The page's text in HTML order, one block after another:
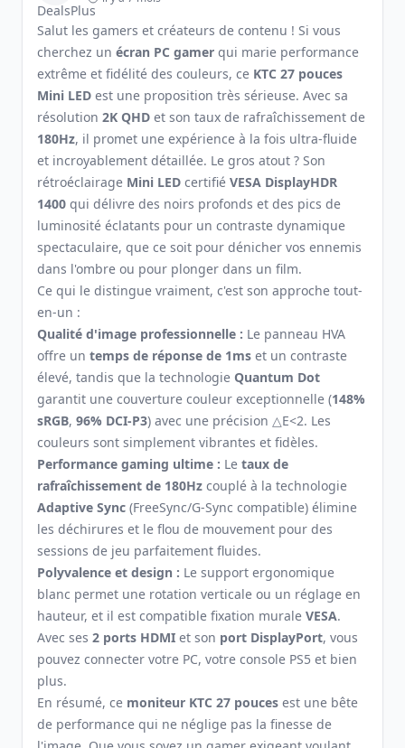
Salut les gamers et créateurs de contenu ! Si vous
cherchez un écran PC gamer qui marie performance
extrême et fidélité des couleurs, ce KTC 27 pouces
Mini LED est une proposition très sérieuse. Avec sa
résolution 2K QHD et son taux de rafraîchissement de
180Hz, il promet une expérience à la fois ultra-fluide
et incroyablement détaillée. Le gros atout ? Son
rétroéclairage Mini LED certifié VESA DisplayHDR
1400 qui délivre des noirs profonds et des pics de
luminosité éclatants pour un contraste dynamique
spectaculaire, que ce soit pour dénicher vos ennemis
dans l'ombre ou pour plonger dans un film.
Ce qui le distingue vraiment, c'est son approche tout-
en-un :
Qualité d'image professionnelle : Le panneau HVA
offre un temps de réponse de 1ms et un contraste
élevé, tandis que la technologie Quantum Dot
garantit une couverture couleur exceptionnelle (148%
sRGB, 96% DCI-P3) avec une précision △E<2. Les
couleurs sont simplement vibrantes et fidèles.
Performance gaming ultime : Le taux de
rafraîchissement de 180Hz couplé à la technologie
Adaptive Sync (FreeSync/G-Sync compatible) élimine
les déchirures et le flou de mouvement pour des
sessions de jeu parfaitement fluides.
Polyvalence et design : Le support ergonomique
blanc permet une rotation verticale ou un réglage en
hauteur, et il est compatible fixation murale VESA.
Avec ses 2 ports HDMI et son port DisplayPort, vous
pouvez connecter votre PC, votre console PS5 et bien
plus.
En résumé, ce moniteur KTC 27 pouces est une bête
de performance qui ne néglige pas la finesse de